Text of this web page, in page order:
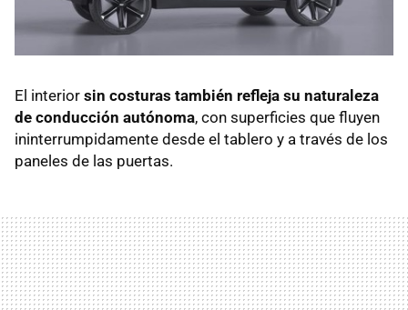
El interior sin costuras también refleja su naturaleza
de conducción autónoma, con superficies que fluyen
ininterrumpidamente desde el tablero y a través de los
paneles de las puertas.